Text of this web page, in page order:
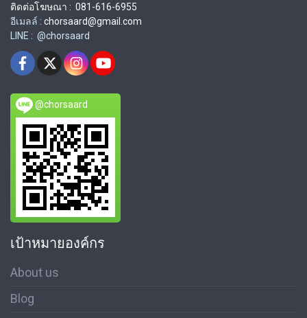
ติดต่อโฆษณา : 081-616-6955
อีเมลล์ : chorsaard@gmail.com
LINE : @chorsaard
@chorsaard
เป้าหมายองค์กร
About us
Blog